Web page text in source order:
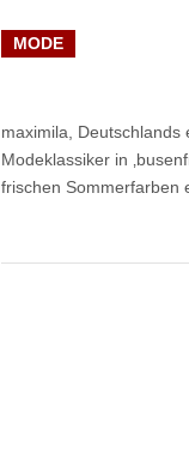
MODE
maximila,
Modeklassiker in
frischen Sommerfarben